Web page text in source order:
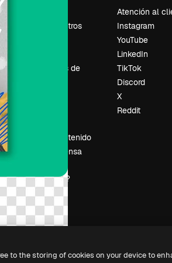
Sobre nosotros
Tendencias de
Vender contenido
Sala de prensa
magnific.ai?
Atención al
Instagram
YouTube
LinkedIn
TikTok
Discord
X
Reddit
to the storing of cookies on your device to